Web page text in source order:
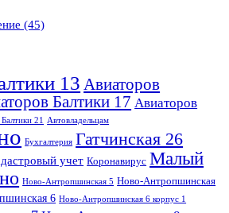
(45)
13 Авиаторов
Балтики 17 Авиаторов
21 Автовладельцам
Бухгалтерия Гатчинская 26
учет Коронавирус Малый
Ново-Антропшинская 5 Ново-Антропшинская
6 Ново-Антропшинская 6 корпус 1